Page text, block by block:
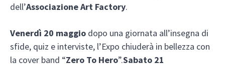
dell’Associazione Art Factory.
Venerdì 20 maggio dopo una giornata all’insegna di
sfide, quiz e interviste, l’Expo chiuderà in bellezza con
la cover band “Zero To Hero”.Sabato 21